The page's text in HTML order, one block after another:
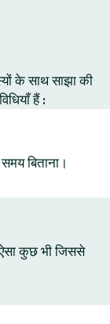
के साथ साझा की
हैं :
बिताना।
कुछ भी जिससे